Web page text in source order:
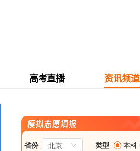
高考直播 资讯频道